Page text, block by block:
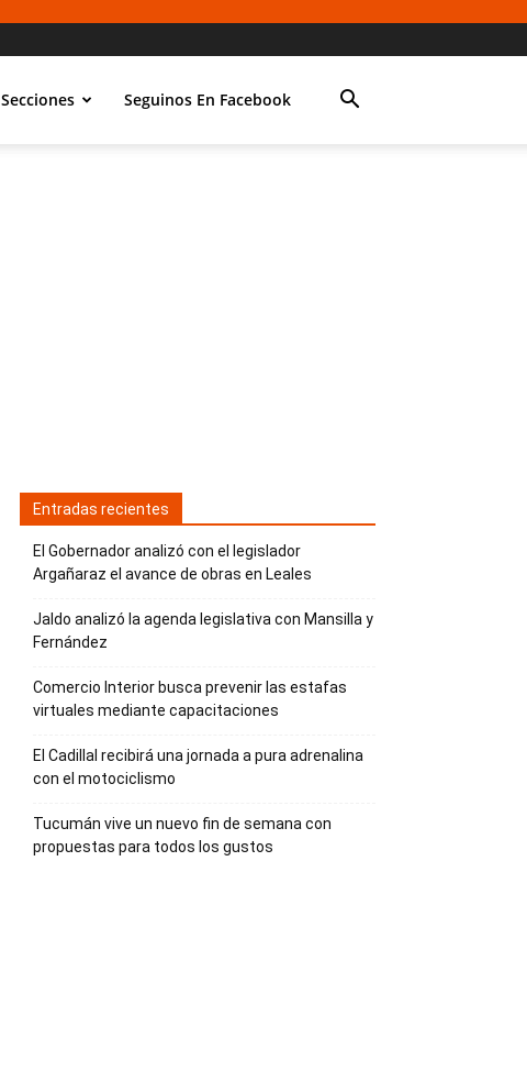
Secciones Seguinos En Facebook
Entradas recientes
El Gobernador analizó con el legislador
Argañaraz el avance de obras en Leales
Jaldo analizó la agenda legislativa con Mansilla y
Fernández
Comercio Interior busca prevenir las estafas
virtuales mediante capacitaciones
El Cadillal recibirá una jornada a pura adrenalina
con el motociclismo
Tucumán vive un nuevo fin de semana con
propuestas para todos los gustos